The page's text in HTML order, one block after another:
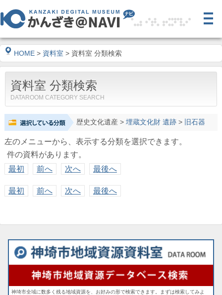
HOME > 資料室 > 資料室 分類検索
資料室 分類検索
DATAROOM CATEGORY SEARCH
歴史文化遺産> 埋蔵文化財 遺跡> 旧石器
左のメニューから、表示する分類を選択できます。
件の資料があります。
最初
前へ 次へ 最後へ
最初 前へ 次へ 最後へ
神埼市全域に数多く残る地域資源を、お好みの形で検索できます。まずは検索してみよ